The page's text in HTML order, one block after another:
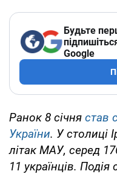
Будьте
Google
Ранок 8 січня став
України. У столиці
літак МАУ, серед
11 українців. Подія